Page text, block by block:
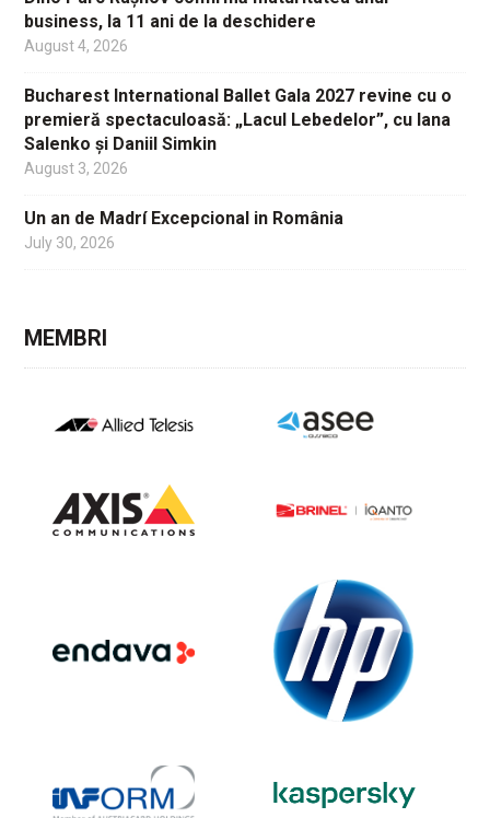
business, la 11 ani de la deschidere
August 4, 2026
Bucharest International Ballet Gala 2027 revine cu o
premieră spectaculoasă: „Lacul Lebedelor”, cu Iana
Salenko și Daniil Simkin
August 3, 2026
Un an de Madrí Excepcional in România
July 30, 2026
MEMBRI